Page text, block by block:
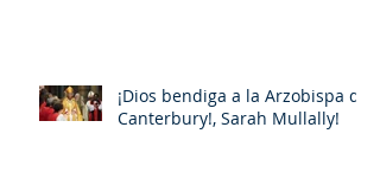
¡Dios bendiga a la Arzobispa de
Canterbury!, Sarah Mullally!